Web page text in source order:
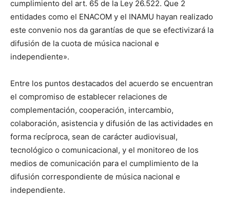
cumplimiento del art. 65 de la Ley 26.522. Que 2
entidades como el ENACOM y el INAMU hayan realizado
este convenio nos da garantías de que se efectivizará la
difusión de la cuota de música nacional e
independiente».
Entre los puntos destacados del acuerdo se encuentran
el compromiso de establecer relaciones de
complementación, cooperación, intercambio,
colaboración, asistencia y difusión de las actividades en
forma recíproca, sean de carácter audiovisual,
tecnológico o comunicacional, y el monitoreo de los
medios de comunicación para el cumplimiento de la
difusión correspondiente de música nacional e
independiente.